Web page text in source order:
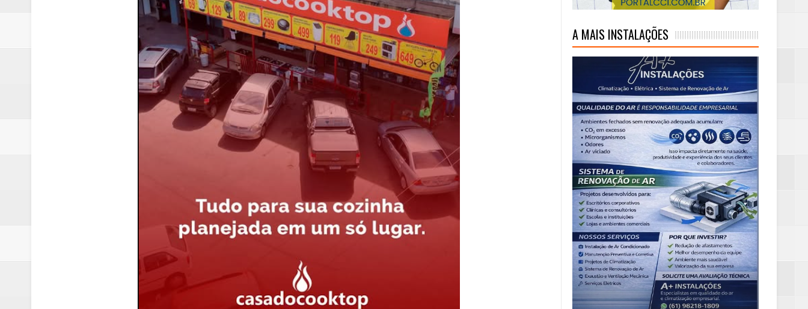
PMDF resgata aves silvestres e autua cinco pessoas por crime ambiental em Samambaia
ROTAM apreende revólver com numeração suprimida e pistola 9mm em Samambaia A MAIS INSTALAÇÕES